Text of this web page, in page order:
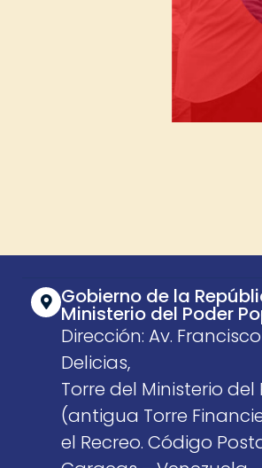
Gobierno de la
Ministerio del Poder
Dirección: Av.
Delicias,
Torre del Ministerio
(antigua Torre
el Recreo. Código